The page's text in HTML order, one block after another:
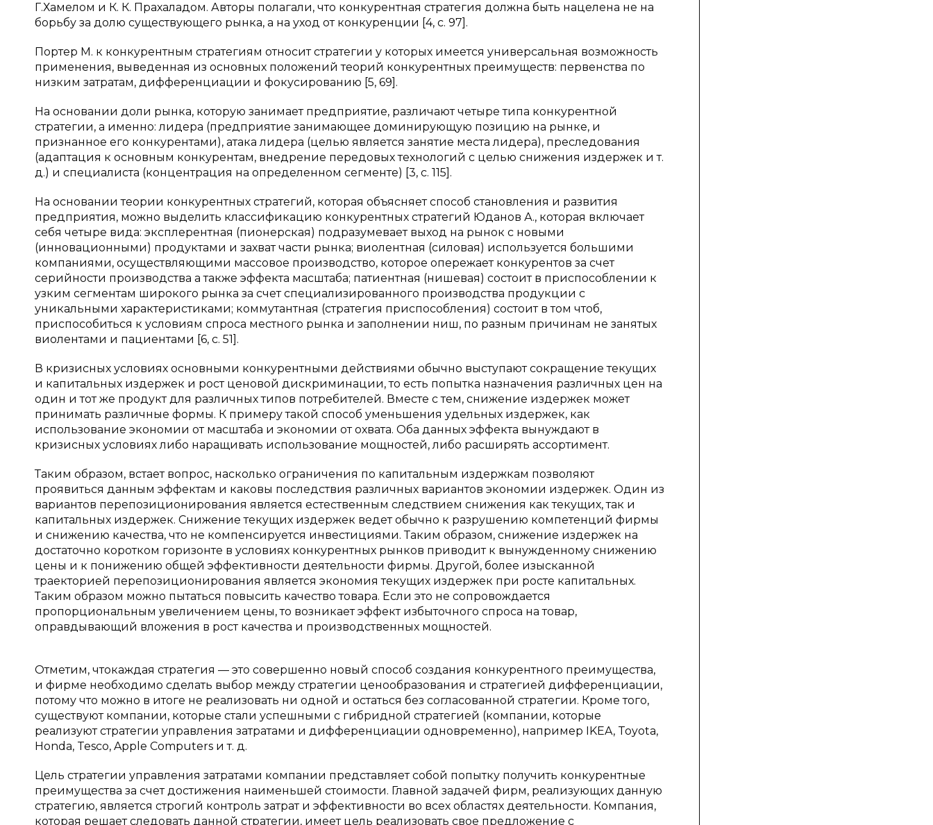
Г.Хамелом и К. К. Прахаладом. Авторы полагали, что конкурентная стратегия должна быть нацелена не на
борьбу за долю существующего рынка, а на уход от конкуренции [4, с. 97].
Портер М. к конкурентным стратегиям относит стратегии у которых имеется универсальная возможность
применения, выведенная из основных положений теорий конкурентных преимуществ: первенства по
низким затратам, дифференциации и фокусированию [5, 69].
На основании доли рынка, которую занимает предприятие, различают четыре типа конкурентной
стратегии, а именно: лидера (предприятие занимающее доминирующую позицию на рынке, и
признанное его конкурентами), атака лидера (целью является занятие места лидера), преследования
(адаптация к основным конкурентам, внедрение передовых технологий с целью снижения издержек и т.
д.) и специалиста (концентрация на определенном сегменте) [3, с. 115].
На основании теории конкурентных стратегий, которая объясняет способ становления и развития
предприятия, можно выделить классификацию конкурентных стратегий Юданов А., которая включает
себя четыре вида: эксплерентная (пионерская) подразумевает выход на рынок с новыми
(инновационными) продуктами и захват части рынка; виолентная (силовая) используется большими
компаниями, осуществляющими массовое производство, которое опережает конкурентов за счет
серийности производства а также эффекта масштаба; патиентная (нишевая) состоит в приспособлении к
узким сегментам широкого рынка за счет специализированного производства продукции с
уникальными характеристиками; коммутантная (стратегия приспособления) состоит в том чтоб,
приспособиться к условиям спроса местного рынка и заполнении ниш, по разным причинам не занятых
виолентами и пациентами [6, c. 51].
В кризисных условиях основными конкурентными действиями обычно выступают сокращение текущих
и капитальных издержек и рост ценовой дискриминации, то есть попытка назначения различных цен на
один и тот же продукт для различных типов потребителей. Вместе с тем, снижение издержек может
принимать различные формы. К примеру такой способ уменьшения удельных издержек, как
использование экономии от масштаба и экономии от охвата. Оба данных эффекта вынуждают в
кризисных условиях либо наращивать использование мощностей, либо расширять ассортимент.
Таким образом, встает вопрос, насколько ограничения по капитальным издержкам позволяют
проявиться данным эффектам и каковы последствия различных вариантов экономии издержек. Один из
вариантов перепозиционирования является естественным следствием снижения как текущих, так и
капитальных издержек. Снижение текущих издержек ведет обычно к разрушению компетенций фирмы
и снижению качества, что не компенсируется инвестициями. Таким образом, снижение издержек на
достаточно коротком горизонте в условиях конкурентных рынков приводит к вынужденному снижению
цены и к понижению общей эффективности деятельности фирмы. Другой, более изысканной
траекторией перепозиционирования является экономия текущих издержек при росте капитальных.
Таким образом можно пытаться повысить качество товара. Если это не сопровождается
пропорциональным увеличением цены, то возникает эффект избыточного спроса на товар,
оправдывающий вложения в рост качества и производственных мощностей.
Отметим, чтокаждая стратегия — это совершенно новый способ создания конкурентного преимущества,
и фирме необходимо сделать выбор между стратегии ценообразования и стратегией дифференциации,
потому что можно в итоге не реализовать ни одной и остаться без согласованной стратегии. Кроме того,
существуют компании, которые стали успешными с гибридной стратегией (компании, которые
реализуют стратегии управления затратами и дифференциации одновременно), например IKEA, Toyota,
Honda, Tesco, Apple Computers и т. д.
Цель стратегии управления затратами компании представляет собой попытку получить конкурентные
преимущества за счет достижения наименьшей стоимости. Главной задачей фирм, реализующих данную
стратегию, является строгий контроль затрат и эффективности во всех областях деятельности. Компания,
которая решает следовать данной стратегии, имеет цель реализовать свое предложение с